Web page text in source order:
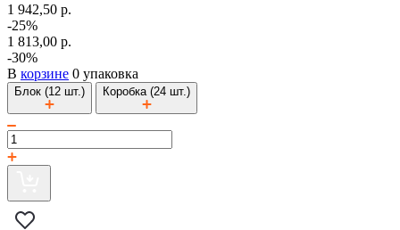
1 942,50 р.
-25%
1 813,00 р.
-30%
В корзине 0 упаковка
Блок (12 шт.) Коробка (24 шт.)